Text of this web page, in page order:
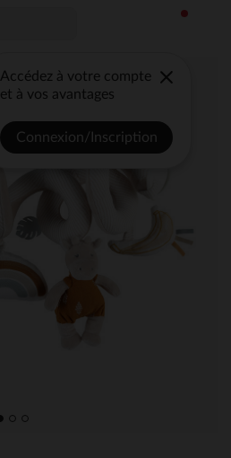
Accédez à votre compte
et à vos avantages
Connexion/Inscription